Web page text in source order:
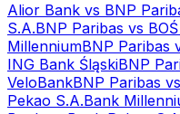
Alior Bank vs BNP
S.A.BNP Paribas vs
MillenniumBNP Paribas
ING Bank ŚląskiBNP
VeloBankBNP Paribas vs
Pekao S.A.Bank